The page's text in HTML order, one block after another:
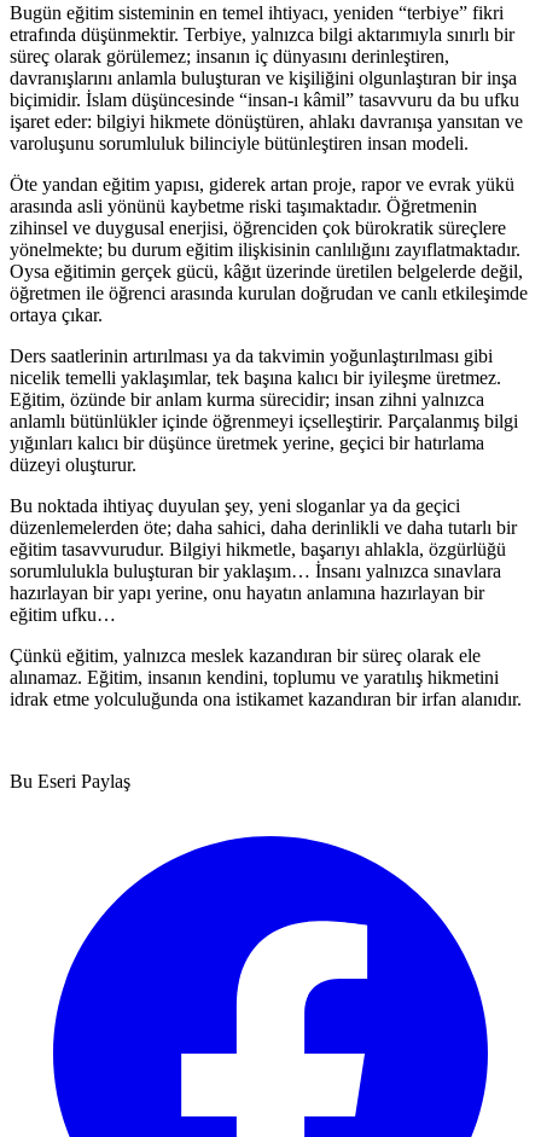
Bugün eğitim sisteminin en temel ihtiyacı, yeniden “terbiye” fikri
etrafında düşünmektir. Terbiye, yalnızca bilgi aktarımıyla sınırlı bir
süreç olarak görülemez; insanın iç dünyasını derinleştiren,
davranışlarını anlamla buluşturan ve kişiliğini olgunlaştıran bir inşa
biçimidir. İslam düşüncesinde “insan-ı kâmil” tasavvuru da bu ufku
işaret eder: bilgiyi hikmete dönüştüren, ahlakı davranışa yansıtan ve
varoluşunu sorumluluk bilinciyle bütünleştiren insan modeli.
Öte yandan eğitim yapısı, giderek artan proje, rapor ve evrak yükü
arasında asli yönünü kaybetme riski taşımaktadır. Öğretmenin
zihinsel ve duygusal enerjisi, öğrenciden çok bürokratik süreçlere
yönelmekte; bu durum eğitim ilişkisinin canlılığını zayıflatmaktadır.
Oysa eğitimin gerçek gücü, kâğıt üzerinde üretilen belgelerde değil,
öğretmen ile öğrenci arasında kurulan doğrudan ve canlı etkileşimde
ortaya çıkar.
Ders saatlerinin artırılması ya da takvimin yoğunlaştırılması gibi
nicelik temelli yaklaşımlar, tek başına kalıcı bir iyileşme üretmez.
Eğitim, özünde bir anlam kurma sürecidir; insan zihni yalnızca
anlamlı bütünlükler içinde öğrenmeyi içselleştirir. Parçalanmış bilgi
yığınları kalıcı bir düşünce üretmek yerine, geçici bir hatırlama
düzeyi oluşturur.
Bu noktada ihtiyaç duyulan şey, yeni sloganlar ya da geçici
düzenlemelerden öte; daha sahici, daha derinlikli ve daha tutarlı bir
eğitim tasavvurudur. Bilgiyi hikmetle, başarıyı ahlakla, özgürlüğü
sorumlulukla buluşturan bir yaklaşım… İnsanı yalnızca sınavlara
hazırlayan bir yapı yerine, onu hayatın anlamına hazırlayan bir
eğitim ufku…
Çünkü eğitim, yalnızca meslek kazandıran bir süreç olarak ele
alınamaz. Eğitim, insanın kendini, toplumu ve yaratılış hikmetini
idrak etme yolculuğunda ona istikamet kazandıran bir irfan alanıdır.
Bu Eseri Paylaş